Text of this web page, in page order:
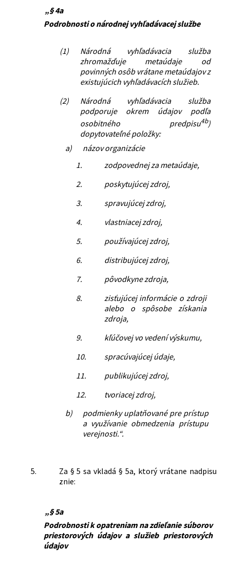
„§ 4a
Podrobnosti o národnej vyhľadávacej službe
(1)
Národná vyhľadávacia služba
zhromažďuje metaúdaje od
povinných osôb vrátane metaúdajov z
existujúcich vyhľadávacích služieb.
(2)
Národná vyhľadávacia služba
podporuje okrem údajov podľa
osobitného predpisu4b)
dopytovateľné položky:
a)
názov organizácie
1.
zodpovednej za metaúdaje,
2.
poskytujúcej zdroj,
3.
spravujúcej zdroj,
4.
vlastniacej zdroj,
5.
používajúcej zdroj,
6.
distribujúcej zdroj,
7.
pôvodkyne zdroja,
8.
zisťujúcej informácie o zdroji
alebo o spôsobe získania
zdroja,
9.
kľúčovej vo vedení výskumu,
10.
spracúvajúcej údaje,
11.
publikujúcej zdroj,
12.
tvoriacej zdroj,
b)
podmienky uplatňované pre prístup
a využívanie obmedzenia prístupu
verejnosti.“.
5.
Za § 5 sa vkladá § 5a, ktorý vrátane nadpisu
znie:
„§ 5a
Podrobnosti k opatreniam na zdieľanie súborov
priestorových údajov a služieb priestorových
údajov